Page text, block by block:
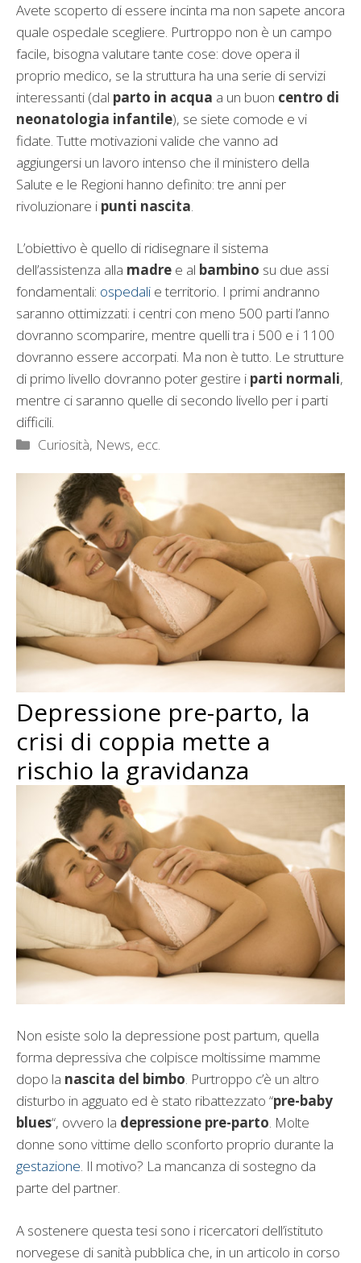
Avete scoperto di essere incinta ma non sapete ancora
quale ospedale scegliere. Purtroppo non è un campo
facile, bisogna valutare tante cose: dove opera il
proprio medico, se la struttura ha una serie di servizi
interessanti (dal parto in acqua a un buon centro di
neonatologia infantile), se siete comode e vi
fidate. Tutte motivazioni valide che vanno ad
aggiungersi un lavoro intenso che il ministero della
Salute e le Regioni hanno definito: tre anni per
rivoluzionare i punti nascita
L’obiettivo è quello di ridisegnare il sistema
dell’assistenza alla madre e al bambino su due assi
fondamentali: ospedali e territorio. I primi andranno
saranno ottimizzati: i centri con meno 500 parti l’anno
dovranno scomparire, mentre quelli tra i 500 e i 1100
dovranno essere accorpati. Ma non è tutto. Le strutture
di primo livello dovranno poter gestire i parti normali,
mentre ci saranno quelle di secondo livello per i parti
difficili.
Categorie
Curiosità, News, ecc.
Depressione pre-parto, la
crisi di coppia mette a
rischio la gravidanza
Non esiste solo la depressione post partum, quella
forma depressiva che colpisce moltissime mamme
dopo la nascita del bimbo. Purtroppo c’è un altro
disturbo in agguato ed è stato ribattezzato “pre-baby
blues“, ovvero la depressione pre-parto. Molte
donne sono vittime dello sconforto proprio durante la
gestazione. Il motivo? La mancanza di sostegno da
parte del partner.
A sostenere questa tesi sono i ricercatori dell’istituto
norvegese di sanità pubblica che, in un articolo in corso